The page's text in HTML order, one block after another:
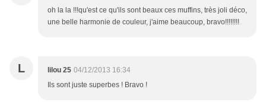
oh la la !!!qu'est ce qu'ils sont beaux ces muffins, très joli déco,
une belle harmonie de couleur, j'aime beaucoup, bravo!!!!!!!!
L lilou 25 04/12/2013 16:34
Ils sont juste superbes ! Bravo !